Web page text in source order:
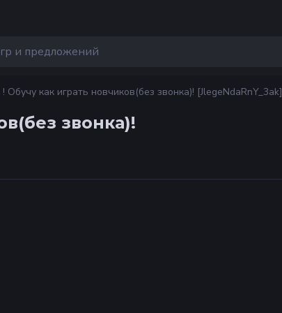
! Обучу как играть новчиков(без звонка)! [JlegeNdaRnY_3ak]
звонка)!